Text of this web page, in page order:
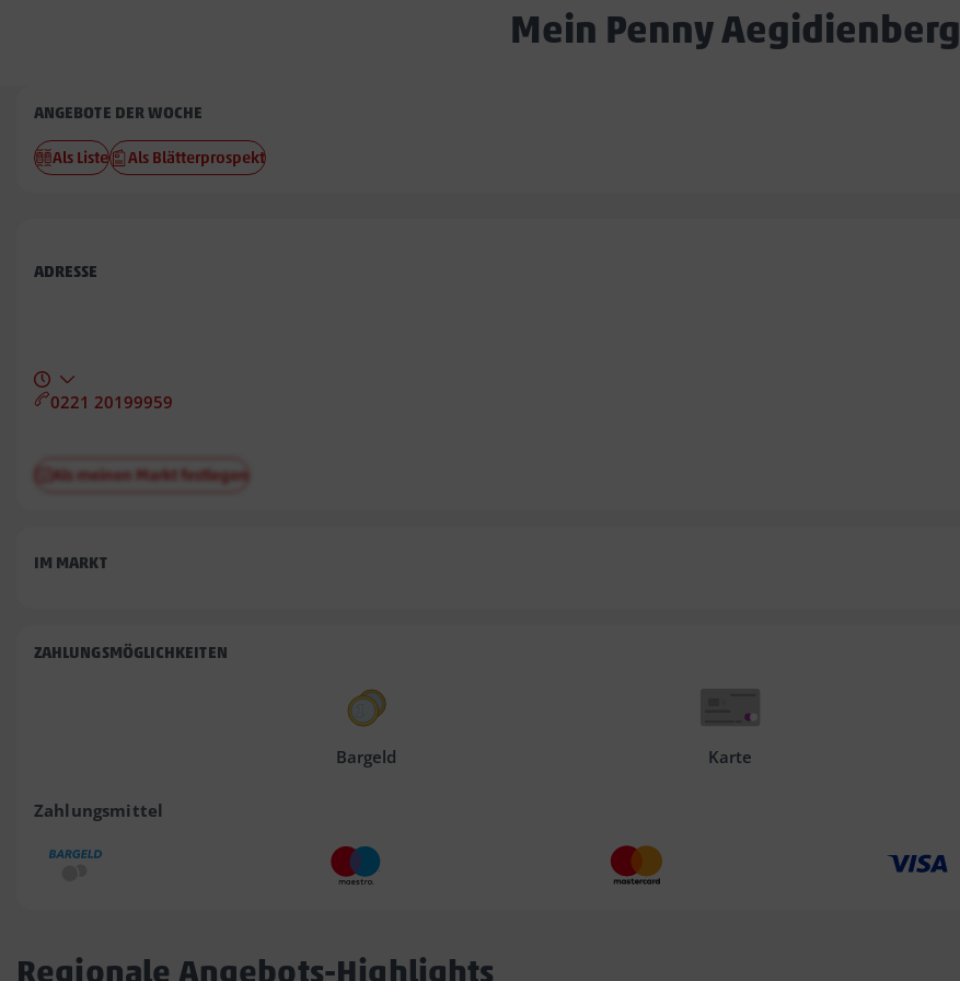
Mein Penny Aegidienberg
Penny
Aegidienberg
ANGEBOTE DER WOCHE
Als Liste Als Blätterprospekt
ADRESSE
0221 20199959
Als meinen Markt festlegen
IM MARKT
ZAHLUNGSMÖGLICHKEITEN
Bargeld Karte
Zahlungsmittel
Regionale Angebots-Highlights